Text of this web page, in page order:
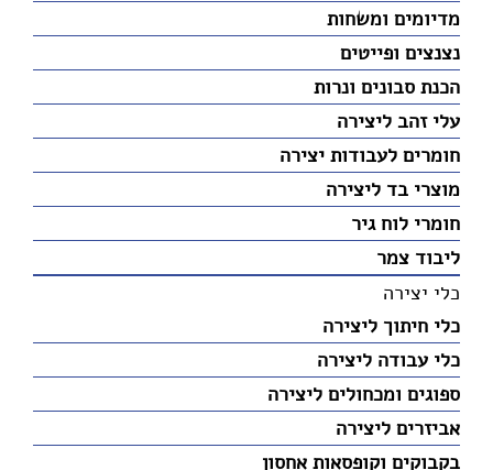
מדיומים ומשחות
נצנצים ופייטים
הכנת סבונים ונרות
עלי זהב ליצירה
חומרים לעבודות יצירה
מוצרי בד ליצירה
חומרי לוח גיר
ליבוד צמר
כלי יצירה
כלי חיתוך ליצירה
כלי עבודה ליצירה
ספוגים ומכחולים ליצירה
אביזרים ליצירה
בקבוקים וקופסאות אחסון